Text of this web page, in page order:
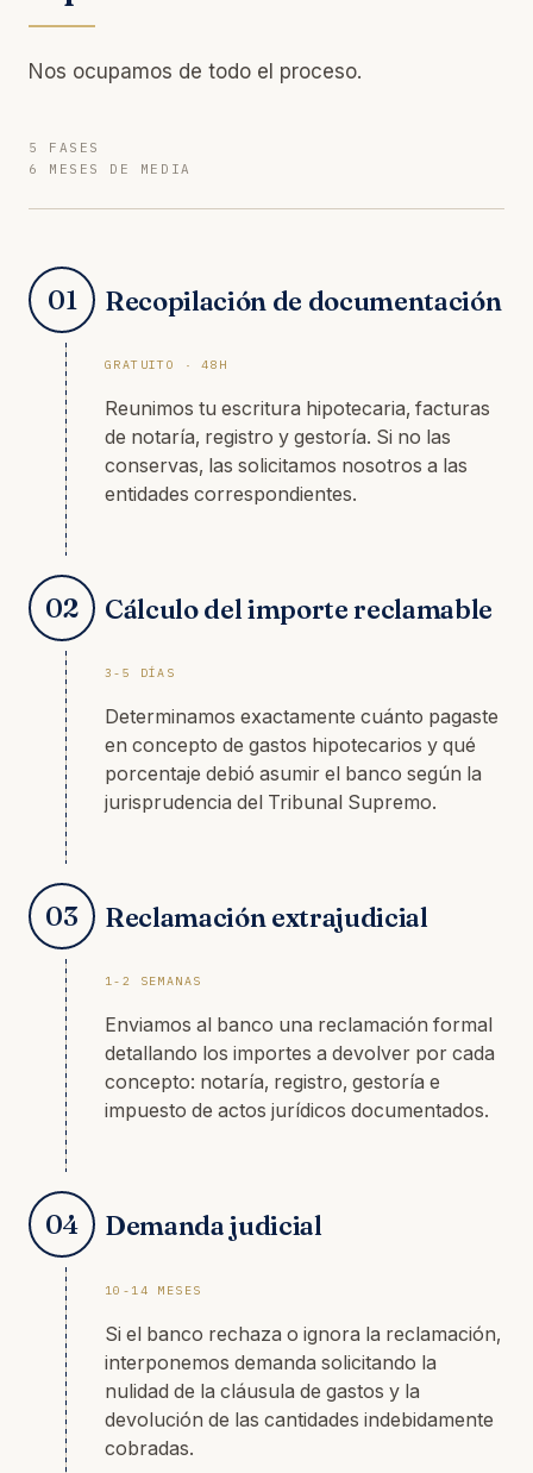
Nos ocupamos de todo el proceso.
5 FASES
6 MESES DE MEDIA
01 Recopilación de documentación
GRATUITO · 48H
Reunimos tu escritura hipotecaria, facturas
de notaría, registro y gestoría. Si no las
conservas, las solicitamos nosotros a las
entidades correspondientes.
02 Cálculo del importe reclamable
3-5 DÍAS
Determinamos exactamente cuánto pagaste
en concepto de gastos hipotecarios y qué
porcentaje debió asumir el banco según la
jurisprudencia del Tribunal Supremo.
03 Reclamación extrajudicial
1-2 SEMANAS
Enviamos al banco una reclamación formal
detallando los importes a devolver por cada
concepto: notaría, registro, gestoría e
impuesto de actos jurídicos documentados.
04 Demanda judicial
10-14 MESES
Si el banco rechaza o ignora la reclamación,
interponemos demanda solicitando la
nulidad de la cláusula de gastos y la
devolución de las cantidades indebidamente
cobradas.